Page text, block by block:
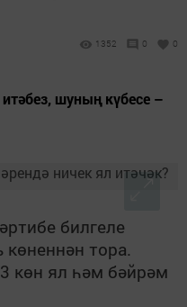
1352 0 0
шуның күбесе –
билгеле
тора.
көн ял һәм бәйрәм